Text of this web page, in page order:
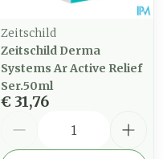
Zeitschild
Zeitschild Derma
Systems Ar Active Relief
Ser.50ml
€ 31,76